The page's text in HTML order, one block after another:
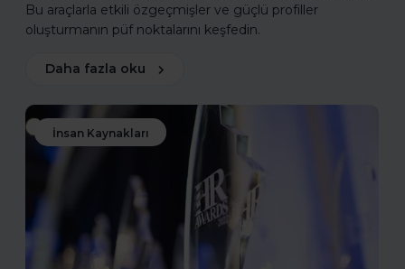
Bu araçlarla etkili özgeçmişler ve güçlü profiller
oluşturmanın püf noktalarını keşfedin.
Daha fazla oku
İnsan Kaynakları